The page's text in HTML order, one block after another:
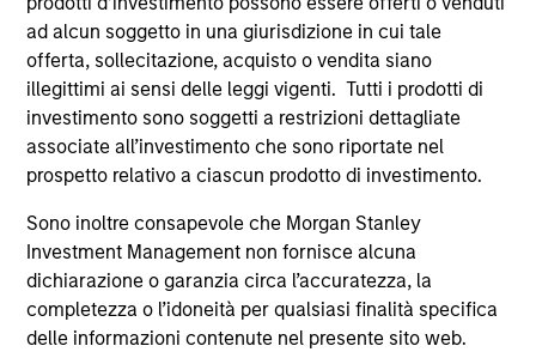
ad alcun soggetto in una giurisdizione in cui tale
offerta, sollecitazione, acquisto o vendita siano
illegittimi ai sensi delle leggi vigenti. Tutti i prodotti di
investimento sono soggetti a restrizioni dettagliate
associate all’investimento che sono riportate nel
prospetto relativo a ciascun prodotto di investimento.
Sono inoltre consapevole che Morgan Stanley
Investment Management non fornisce alcuna
dichiarazione o garanzia circa l’accuratezza, la
completezza o l’idoneità per qualsiasi finalità specifica
delle informazioni contenute nel presente sito web.
Innovation protects the moat around existing
competitive advantage, supports product
development, and enables the creation of
brand-new sources of value. Company
leaderships that nurture an environment of
innovation embed creativity, continuous
improvement and calculated risk-taking into
the fabric of everyday work. The International
Equity Team explains why they value a culture
of innovation in the high quality companies
they invest in.
21-AGO-2025